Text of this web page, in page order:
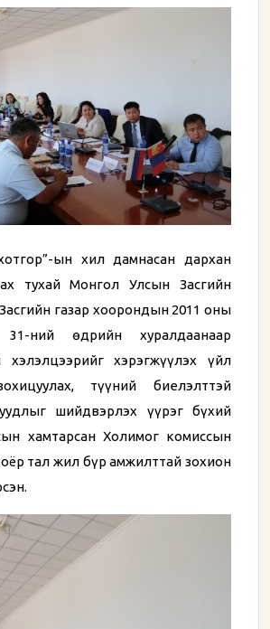
ын хил дамнасан дархан
тухай Монгол Улсын Засгийн
газар хоорондын 2011 оны
ний өдрийн хуралдаанаар
хэлэлцээрийг хэрэгжүүлэх үйл
түүний биелэлттэй
шийдвэрлэх үүрэг бүхий
хамтарсан Холимог комиссын
тал жил бүр амжилттай зохион